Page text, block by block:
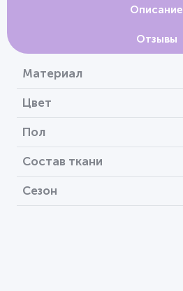
Описание
Отзывы
Материал
Цвет
Пол
Состав ткани
Сезон